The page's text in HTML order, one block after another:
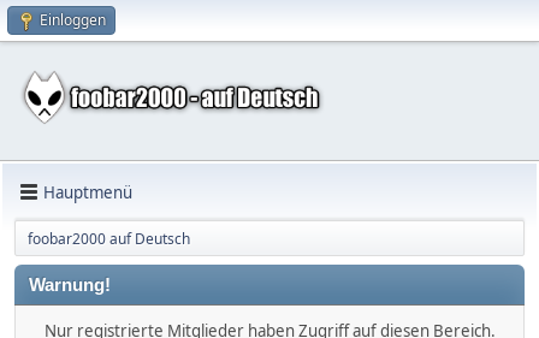
Einloggen
Hauptmenü
foobar2000 auf Deutsch
Warnung!
Nur registrierte Mitglieder haben Zugriff auf diesen Bereich.